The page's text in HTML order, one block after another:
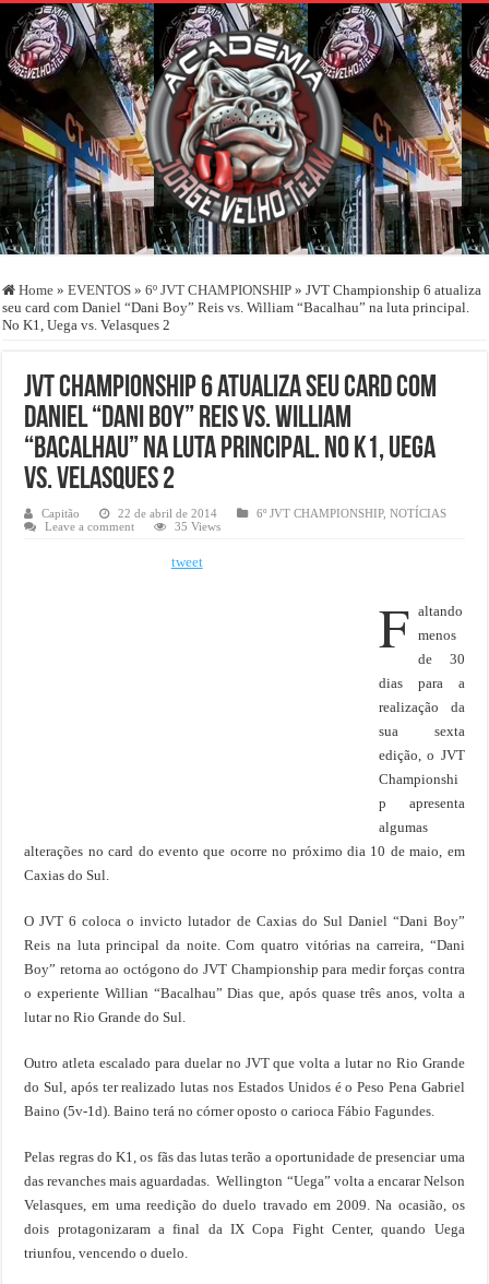
Home » EVENTOS » 6º JVT CHAMPIONSHIP » JVT Championship 6 atualiza
seu card com Daniel “Dani Boy” Reis vs. William “Bacalhau” na luta principal.
No K1, Uega vs. Velasques 2
JVT Championship 6 atualiza seu card com
Daniel “Dani Boy” Reis vs. William
“Bacalhau” na luta principal. No K1, Uega
vs. Velasques 2
Capitão 22 de abril de 2014 6º JVT CHAMPIONSHIP,NOTÍCIAS
Leave a comment
35 Views
tweet
F altando
menos
de 30
dias para a
realização da
sua sexta
edição, o JVT
Championshi
p apresenta
algumas
alterações no card do evento que ocorre no próximo dia 10 de maio, em
Caxias do Sul.
O JVT 6 coloca o invicto lutador de Caxias do Sul Daniel “Dani Boy”
Reis na luta principal da noite. Com quatro vitórias na carreira, “Dani
Boy” retorna ao octógono do JVT Championship para medir forças contra
o experiente Willian “Bacalhau” Dias que, após quase três anos, volta a
lutar no Rio Grande do Sul.
Outro atleta escalado para duelar no JVT que volta a lutar no Rio Grande
do Sul, após ter realizado lutas nos Estados Unidos é o Peso Pena Gabriel
Baino (5v-1d). Baino terá no córner oposto o carioca Fábio Fagundes.
Pelas regras do K1, os fãs das lutas terão a oportunidade de presenciar uma
das revanches mais aguardadas. Wellington “Uega” volta a encarar Nelson
Velasques, em uma reedição do duelo travado em 2009. Na ocasião, os
dois protagonizaram a final da IX Copa Fight Center, quando Uega
triunfou, vencendo o duelo.